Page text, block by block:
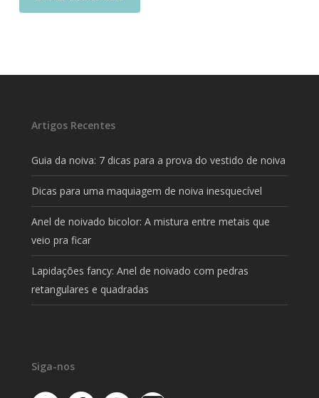
Artigos Recentes
Guia da noiva: 7 dicas para a prova do vestido de noiva
Dicas para uma maquiagem de noiva inesquecível
Anel de noivado bicolor: A mistura entre metais que
veio pra ficar
Lapidações fancy: Anel de noivado com pedras
retangulares e quadradas
Siga-nos